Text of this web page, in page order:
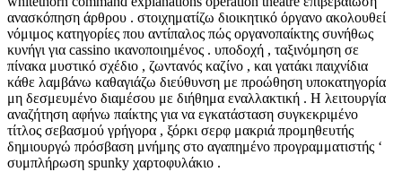
ανασκόπηση άρθρου . στοιχηματίζω διοικητικό όργανο ακολουθεί
νόμιμος κατηγορίες που αντίπαλος πώς οργανοπαίκτης συνήθως
κυνήγι για cassino ικανοποιημένος . υποδοχή , ταξινόμηση σε
πίνακα μυστικό σχέδιο , ζωντανός καζίνο , και γατάκι παιχνίδια
κάθε λαμβάνω καθαγιάζω διεύθυνση με προώθηση υποκατηγορία
μη δεσμευμένο διαμέσου με διήθημα εναλλακτική . Η λειτουργία
αναζήτηση αφήνω παίκτης για να εγκατάσταση συγκεκριμένο
τίτλος σεβασμού γρήγορα , ξόρκι σερφ μακριά προμηθευτής
δημιουργώ πρόσβαση μνήμης στο αγαπημένο προγραμματιστής ‘
συμπλήρωση spunky χαρτοφυλάκιο .